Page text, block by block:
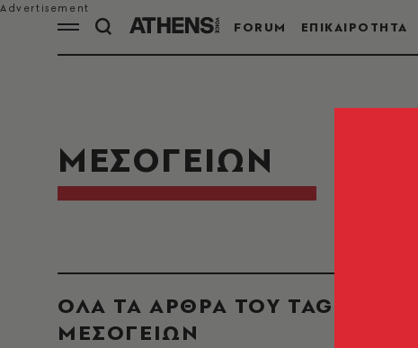
FORUM ΕΠΙΚΑΙΡΟΤΗΤΑ
ΜΕΣΟΓΕΙΩΝ
ΟΛΑ ΤΑ ΑΡΘΡΑ ΤΟΥ TAG
ΜΕΣΟΓΕΙΩΝ